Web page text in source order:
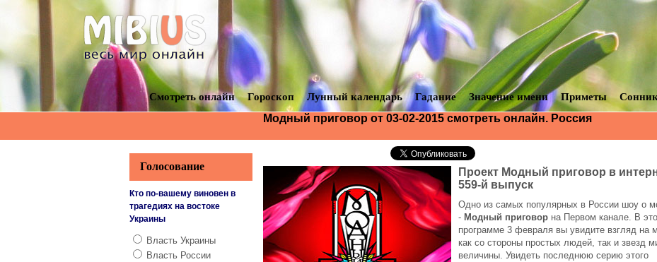
Смотреть онлайн Гороскоп Лунный календарь Гадание Значение имени Приметы
Модный приговор от 03-02-2015 смотреть онлайн. Россия
Проект Модный приговор в
559-й выпуск
Одно из самых популярных в России шоу о
- Модный приговор на Первом канале. В
программе 3 февраля вы увидите взгляд на
как со стороны простых людей, так и звезд
величины. Увидеть последнюю серию этого
Голосование
Кто по-вашему виновен в
трагедиях на востоке
Украины
Власть Украины
Власть России